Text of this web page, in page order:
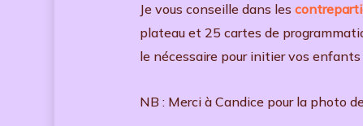
Je vous conseille dans les
plateau et 25 cartes de
le nécessaire pour initier vos enfants
NB : Merci à Candice pour la photo